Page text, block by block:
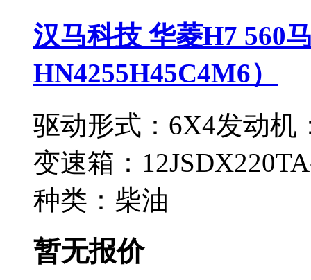
汉马科技 华菱H7 560
HN4255H45C4M6）
驱动形式： 6X4发动机
变速箱：
种类： 柴油
暂无报价